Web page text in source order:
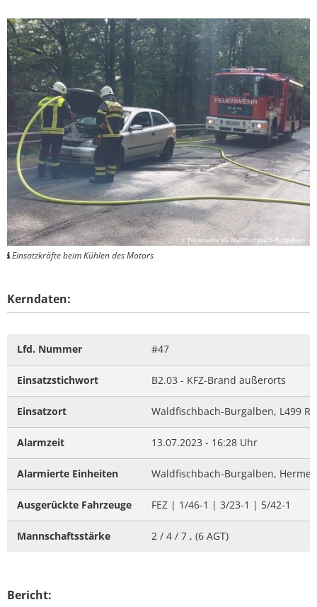
Einsatzkräfte beim Kühlen des Motors
Kerndaten:
Lfd. Nummer #47
Einsatzstichwort B2.03 - KFZ-Brand außerorts
Einsatzort Waldfischbach-Burgalben, L499
Alarmzeit 13.07.2023 - 16:28 Uhr
Alarmierte Einheiten Waldfischbach-Burgalben,
Ausgerückte Fahrzeuge FEZ | 1/46-1 | 3/23-1 | 5/42-1
Mannschaftsstärke 2 / 4 / 7 , (6 AGT)
Bericht: